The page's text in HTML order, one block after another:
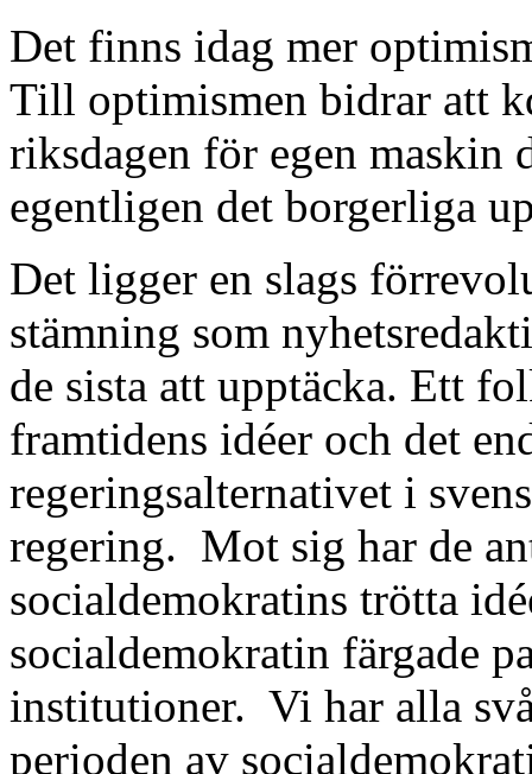
Det finns idag mer
Till optimismen bidrar att
riksdagen för egen maskin
egentligen det borgerliga
Det ligger en slags
stämning som
de sista att upptäcka. Ett
framtidens idéer och det
regeringsalternativet i
regering. Mot sig har de
socialdemokratins trötta
socialdemokratin färgade
institutioner. Vi har alla
perioden av